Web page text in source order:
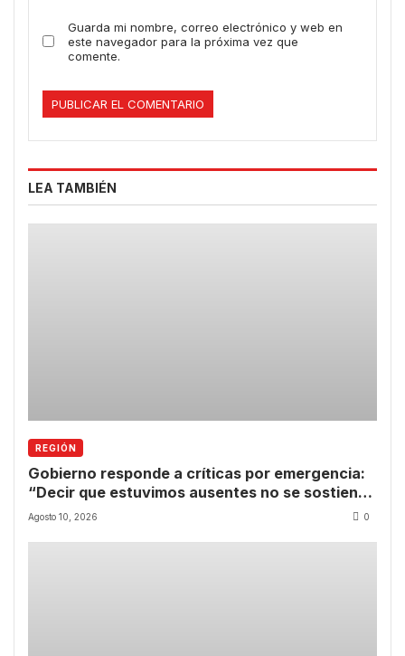
Guarda mi nombre, correo electrónico y web en
este navegador para la próxima vez que
comente.
LEA TAMBIÉN
REGIÓN
Gobierno responde a críticas por emergencia:
“Decir que estuvimos ausentes no se sostiene
frente a los hechos”
Agosto 10, 2026 0